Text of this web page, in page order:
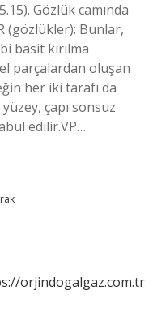
Gözlük camında
(gözlükler): Bunlar,
basit kırılma
parçalardan oluşan
her iki tarafı da
çapı sonsuz
edilir.VP…
orjindogalgaz.com.tr